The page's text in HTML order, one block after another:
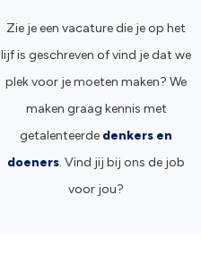
Zie je een vacature die je op het
lijf is geschreven of vind je dat we
plek voor je moeten maken? We
maken graag kennis met
getalenteerde denkers en
doeners. Vind jij bij ons de job
voor jou?